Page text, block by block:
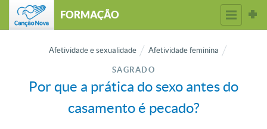
FORMAÇÃO
Afetividade e sexualidade Afetividade feminina
SAGRADO
Por que a prática do sexo antes do
casamento é pecado?